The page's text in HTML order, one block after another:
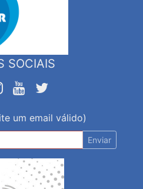
SOCIAIS
um email válido)
Enviar